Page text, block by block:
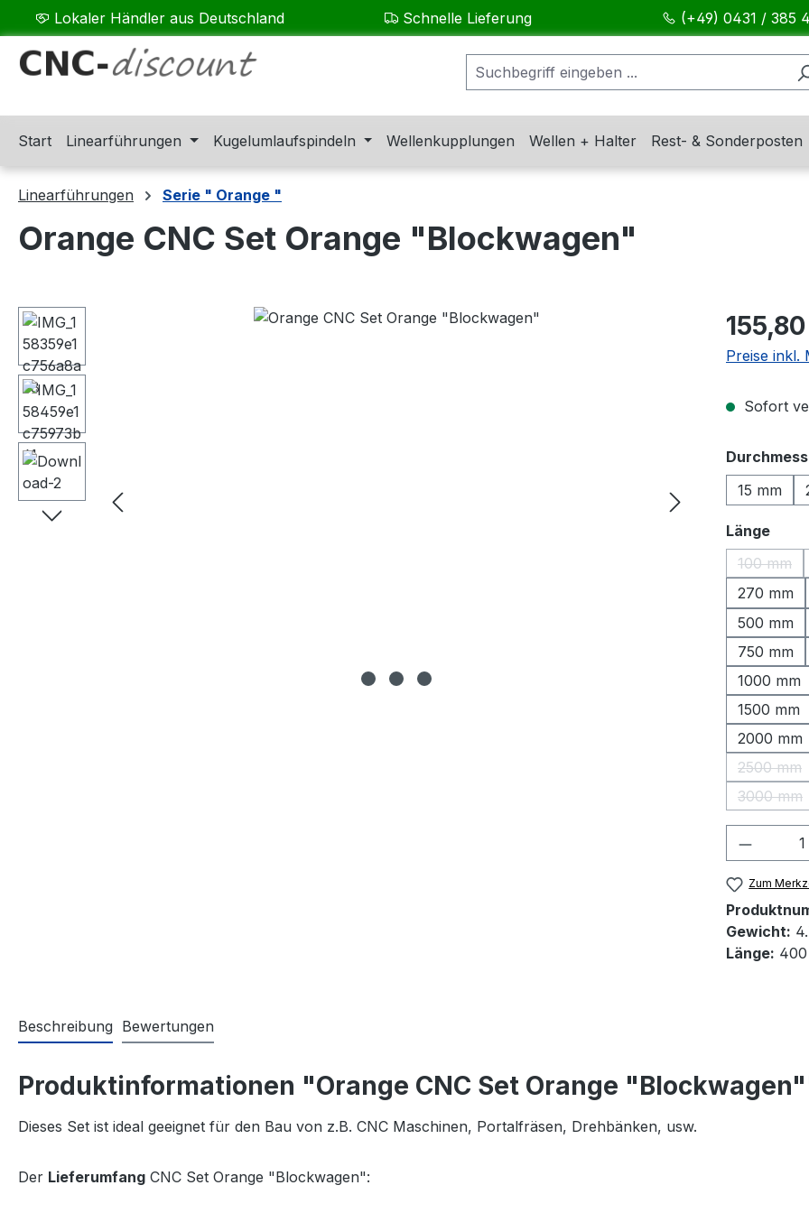
Hauptinhalt springen
Zur Suche springen
Zur Hauptnavigation springen
Lokaler Händler aus Deutschland Schnelle Lieferung (+49) 0431 / 385
Start Linearführungen Kugelumlaufspindeln Wellenkupplungen Wellen + Halter Rest- & Sonderposten
Linearführungen Serie " Orange "
Orange CNC Set Orange "Blockwagen"
Bildergalerie überspringen Regulärer
Preise inkl.
Sofort
15 mm
Länge
100 mm
(Diese
270 mm
500 mm
750 mm
1000 mm
1500 mm
2000 mm
2500 mm
3000 mm
Zum
Gewicht:
Länge:
Beschreibung Bewertungen
Produktinformationen "Orange CNC Set Orange
Dieses Set ist ideal geeignet für den Bau von z.B. CNC Maschinen, Portalfräsen, Drehbänken, usw.
Der Lieferumfang CNC Set Orange "Blockwagen":